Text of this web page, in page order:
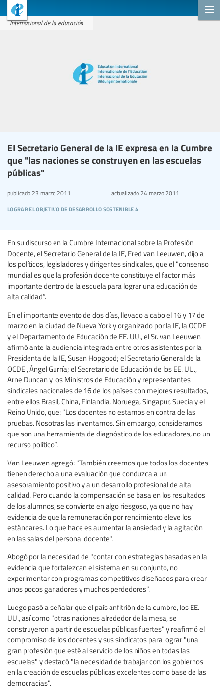
Internacional de la educación
EI Secretario General de la IE expresa en la Cumbre
que "las naciones se construyen en las escuelas
públicas"
lograr el objetivo de desarrollo sostenible 4
publicado 23 marzo 2011 actualizado24 marzo 2011
En su discurso en la Cumbre Internacional sobre la Profesión
Docente, el Secretario General de la IE, Fred van Leeuwen, dijo a
los políticos, legisladores y dirigentes sindicales, que el "consenso
mundial es que la profesión docente constituye el factor más
importante dentro de la escuela para lograr una educación de
alta calidad”.
En el importante evento de dos días, llevado a cabo el 16 y 17 de
marzo en la ciudad de Nueva York y organizado por la IE, la OCDE
y el Departamento de Educación de EE. UU., el Sr. van Leeuwen
afirmó ante la audiencia integrada entre otros asistentes por la
Presidenta de la IE, Susan Hopgood; el Secretario General de la
OCDE , Ángel Gurría; el Secretario de Educación de los EE. UU.,
Arne Duncan y los Ministros de Educación y representantes
sindicales nacionales de 16 de los países con mejores resultados,
entre ellos Brasil, China, Finlandia, Noruega, Singapur, Suecia y el
Reino Unido, que: "Los docentes no estamos en contra de las
pruebas. Nosotras las inventamos. Sin embargo, consideramos
que son una herramienta de diagnóstico de los educadores, no un
recurso político”.
Van Leeuwen agregó: "También creemos que todos los docentes
tienen derecho a una evaluación que conduzca a un
asesoramiento positivo y a un desarrollo profesional de alta
calidad. Pero cuando la compensación se basa en los resultados
de los alumnos, se convierte en algo riesgoso, ya que no hay
evidencia de que la remuneración por rendimiento eleve los
estándares. Lo que hace es aumentar la ansiedad y la agitación
en las salas del personal docente".
Abogó por la necesidad de "contar con estrategias basadas en la
evidencia que fortalezcan el sistema en su conjunto, no
experimentar con programas competitivos diseñados para crear
unos pocos ganadores y muchos perdedores".
Luego pasó a señalar que el país anfitrión de la cumbre, los EE.
UU., así como "otras naciones alrededor de la mesa, se
construyeron a partir de escuelas públicas fuertes" y reafirmó el
compromiso de los docentes y sus sindicatos para lograr "una
gran profesión que esté al servicio de los niños en todas las
escuelas" y destacó "la necesidad de trabajar con los gobiernos
en la creación de escuelas públicas excelentes como base de las
democracias".